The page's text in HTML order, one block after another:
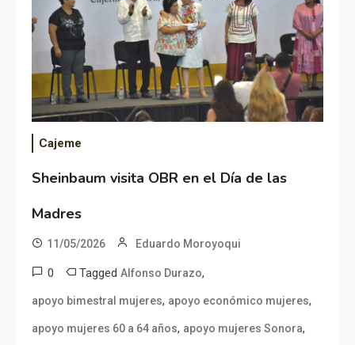
Cajeme
Sheinbaum visita OBR en el Día de las
Madres
11/05/2026 Eduardo Moroyoqui
0 Tagged Alfonso Durazo,
apoyo bimestral mujeres, apoyo económico mujeres,
apoyo mujeres 60 a 64 años, apoyo mujeres Sonora,